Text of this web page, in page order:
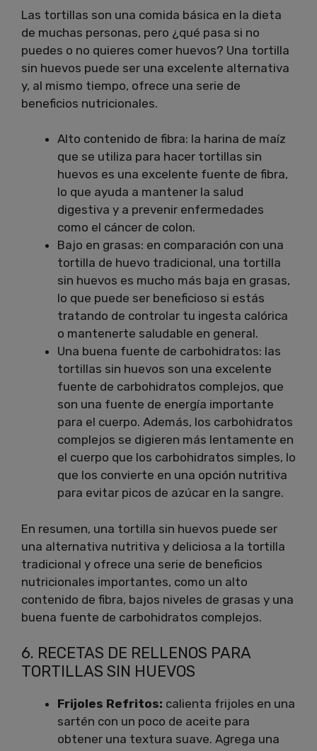
Las tortillas son una comida básica en la dieta
de muchas personas, pero ¿qué pasa si no
puedes o no quieres comer huevos? Una tortilla
sin huevos puede ser una excelente alternativa
y, al mismo tiempo, ofrece una serie de
beneficios nutricionales.
Alto contenido de fibra: la harina de maíz
que se utiliza para hacer tortillas sin
huevos es una excelente fuente de fibra,
lo que ayuda a mantener la salud
digestiva y a prevenir enfermedades
como el cáncer de colon.
Bajo en grasas: en comparación con una
tortilla de huevo tradicional, una tortilla
sin huevos es mucho más baja en grasas,
lo que puede ser beneficioso si estás
tratando de controlar tu ingesta calórica
o mantenerte saludable en general.
Una buena fuente de carbohidratos: las
tortillas sin huevos son una excelente
fuente de carbohidratos complejos, que
son una fuente de energía importante
para el cuerpo. Además, los carbohidratos
complejos se digieren más lentamente en
el cuerpo que los carbohidratos simples, lo
que los convierte en una opción nutritiva
para evitar picos de azúcar en la sangre.
En resumen, una tortilla sin huevos puede ser
una alternativa nutritiva y deliciosa a la tortilla
tradicional y ofrece una serie de beneficios
nutricionales importantes, como un alto
contenido de fibra, bajos niveles de grasas y una
buena fuente de carbohidratos complejos.
6. RECETAS DE RELLENOS PARA
TORTILLAS SIN HUEVOS
Frijoles Refritos: calienta frijoles en una
sartén con un poco de aceite para
obtener una textura suave. Agrega una